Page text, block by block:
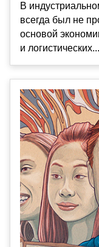
В
всегда был не
основой
и логистических...